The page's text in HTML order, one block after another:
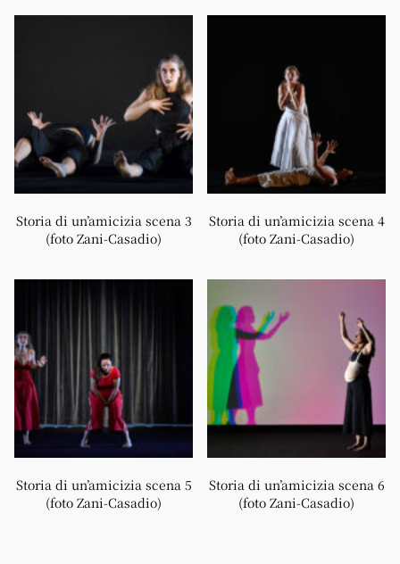
Storia di un’amicizia scena 3
(foto Zani-Casadio)
Storia di un’amicizia scena 4
(foto Zani-Casadio)
Storia di un’amicizia scena 5
(foto Zani-Casadio)
Storia di un’amicizia scena 6
(foto Zani-Casadio)